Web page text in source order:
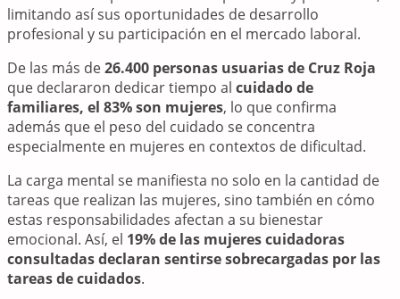
limitando así sus oportunidades de desarrollo
profesional y su participación en el mercado laboral.
De las más de26.400 personas usuarias de Cruz Roja
que declararon dedicar tiempo al cuidado de
familiares, el 83% son mujeres, lo que confirma
además que el peso del cuidado se concentra
especialmente en mujeres en contextos de dificultad.
La carga mental se manifiesta no solo en la cantidad de
tareas que realizan las mujeres, sino también en cómo
estas responsabilidades afectan a su bienestar
emocional. Así, el 19% de las mujeres cuidadoras
consultadas declaran sentirse sobrecargadas por las
tareas de cuidados.